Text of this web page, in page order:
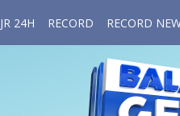
JR 24H RECORD RECORD